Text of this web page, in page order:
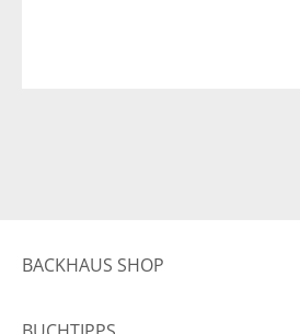
BACKHAUS SHOP